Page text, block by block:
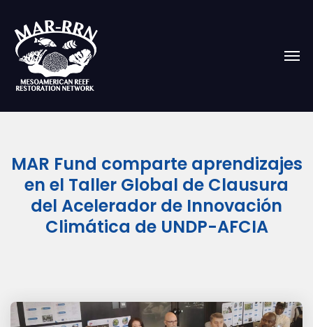
MAR Fund comparte aprendizajes
en el Taller Global de Clausura
del Acelerador de Innovación
Climática de UNDP-AFCIA